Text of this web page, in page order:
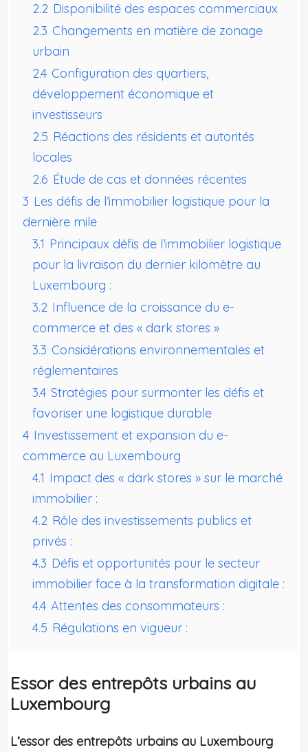
2.2 Disponibilité des espaces commerciaux
2.3 Changements en matière de zonage
urbain
2.4 Configuration des quartiers,
développement économique et
investisseurs
2.5 Réactions des résidents et autorités
locales
2.6 Étude de cas et données récentes
3 Les défis de l’immobilier logistique pour la
dernière mile
3.1 Principaux défis de l’immobilier logistique
pour la livraison du dernier kilomètre au
Luxembourg :
3.2 Influence de la croissance du e-
commerce et des « dark stores »
3.3 Considérations environnementales et
réglementaires
3.4 Stratégies pour surmonter les défis et
favoriser une logistique durable
4 Investissement et expansion du e-
commerce au Luxembourg
4.1 Impact des « dark stores » sur le marché
immobilier :
4.2 Rôle des investissements publics et
privés :
4.3 Défis et opportunités pour le secteur
immobilier face à la transformation digitale :
4.4 Attentes des consommateurs :
4.5 Régulations en vigueur :
Essor des entrepôts urbains au
Luxembourg
L’essor des entrepôts urbains au Luxembourg